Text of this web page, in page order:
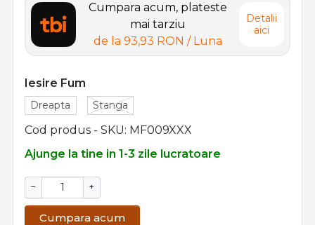
Cumpara acum, plateste
mai tarziu
de la 93,93 RON / Luna
Detalii
aici
Iesire Fum
Dreapta Stanga
Cod produs - SKU MF009XXX
Ajunge la tine in 1-3 zile lucratoare
− +
Cumpara acum